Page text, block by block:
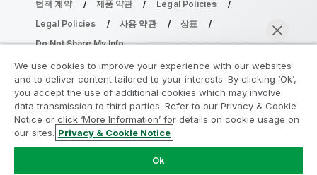
법적 계약 제품 약관
Legal Policies
Legal Policies
사용 약관
상표
Do Not Share My Info
Copyright © 1993-2026 QlikTech International AB. 무단 전재
및 복제를 금합니다.
분석 현대화 프로그램에 참여
분석 현대화 프로그램으로 귀중한 QlikView 앱을 손상시키지
않고 현대화하십시오.
We use cookies to improve your experience with our websites
and to deliver content tailored to your interests. By clicking ‘Ok’,
you accept the use of additional cookies which may involve
data transmission to third parties. Refer to our Privacy & Cookie
Notice or click ‘More Information’ for details on cookie usage on
our sites. Privacy & Cookie Notice
Ok